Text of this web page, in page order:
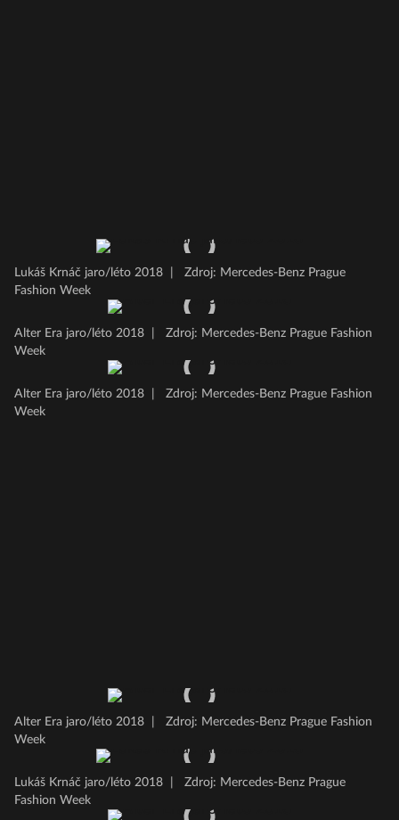
Lukáš Krnáč jaro/léto 2018
Zdroj: Mercedes-Benz Prague
Fashion Week
Alter Era jaro/léto 2018
Zdroj: Mercedes-Benz Prague Fashion
Week
Alter Era jaro/léto 2018
Zdroj: Mercedes-Benz Prague Fashion
Week
Alter Era jaro/léto 2018
Zdroj: Mercedes-Benz Prague Fashion
Week
Lukáš Krnáč jaro/léto 2018
Zdroj: Mercedes-Benz Prague
Fashion Week